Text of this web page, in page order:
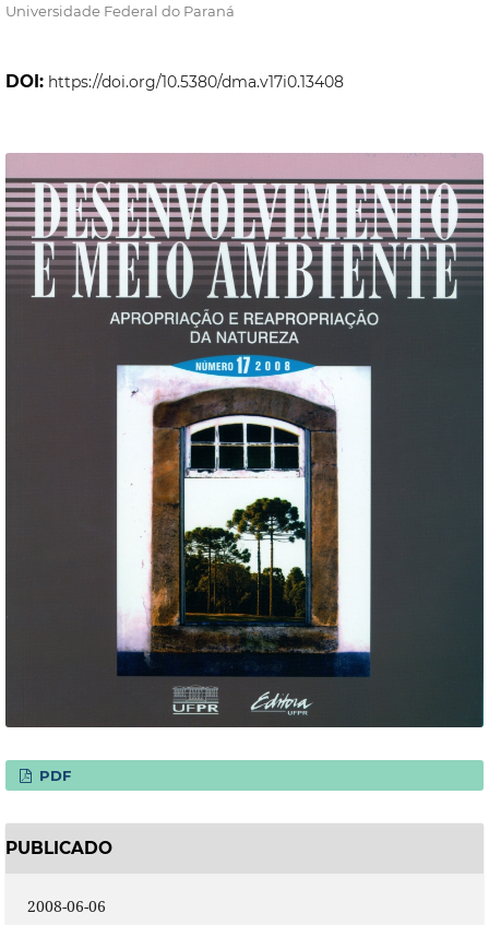
Universidade Federal do Paraná
DOI: https://doi.org/10.5380/dma.v17i0.13408
PDF
PUBLICADO
2008-06-06